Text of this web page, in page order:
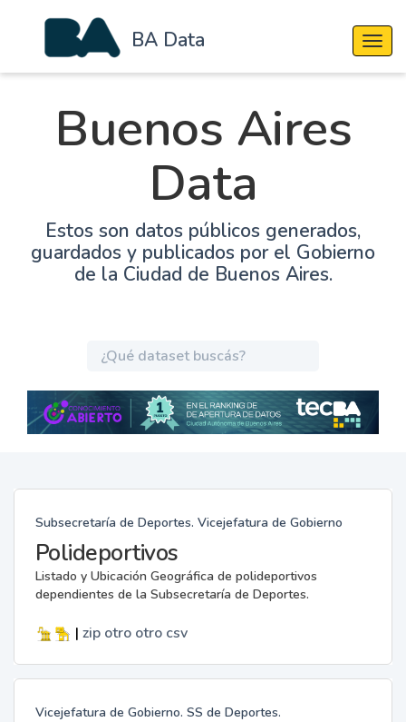
BA Data
Buenos Aires
Data
Estos son datos públicos generados,
guardados y publicados por el Gobierno
de la Ciudad de Buenos Aires.
Subsecretaría de Deportes. Vicejefatura de Gobierno
Polideportivos
Listado y Ubicación Geográfica de polideportivos
dependientes de la Subsecretaría de Deportes.
| zip otro otro csv
Vicejefatura de Gobierno. SS de Deportes.